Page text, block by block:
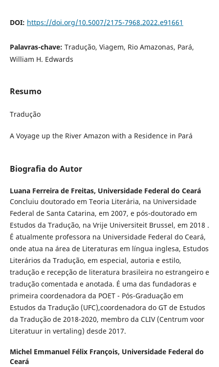
DOI: https://doi.org/10.5007/2175-7968.2022.e91661
Palavras-chave: Tradução, Viagem, Rio Amazonas, Pará,
William H. Edwards
Resumo
Tradução
A Voyage up the River Amazon with a Residence in Pará
Biografia do Autor
Luana Ferreira de Freitas, Universidade Federal do Ceará
Concluiu doutorado em Teoria Literária, na Universidade
Federal de Santa Catarina, em 2007, e pós-doutorado em
Estudos da Tradução, na Vrije Universiteit Brussel, em 2018 .
É atualmente professora na Universidade Federal do Ceará,
onde atua na área de Literaturas em língua inglesa, Estudos
Literários da Tradução, em especial, autoria e estilo,
tradução e recepção de literatura brasileira no estrangeiro e
tradução comentada e anotada. É uma das fundadoras e
primeira coordenadora da POET - Pós-Graduação em
Estudos da Tradução (UFC),coordenadora do GT de Estudos
da Tradução de 2018-2020, membro da CLIV (Centrum voor
Literatuur in vertaling) desde 2017.
Michel Emmanuel Félix François, Universidade Federal do
Ceará